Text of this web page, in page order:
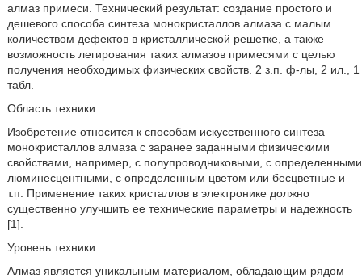
алмаз примеси. Технический результат: создание простого и
дешевого способа синтеза монокристаллов алмаза с малым
количеством дефектов в кристаллической решетке, а также
возможность легирования таких алмазов примесями с целью
получения необходимых физических свойств. 2 з.п. ф-лы, 2 ил., 1
табл.
Область техники.
Изобретение относится к способам искусственного синтеза
монокристаллов алмаза с заранее заданными физическими
свойствами, например, с полупроводниковыми, с определенными
люминесцентными, с определенным цветом или бесцветные и
т.п. Применение таких кристаллов в электронике должно
существенно улучшить ее технические параметры и надежность
[1].
Уровень техники.
Алмаз является уникальным материалом, обладающим рядом